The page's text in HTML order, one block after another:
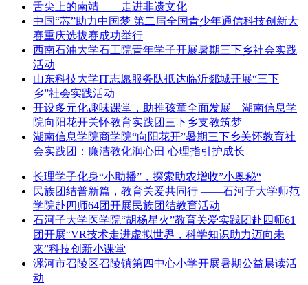
舌尖上的南靖——走进非遗文化
中国“芯”助力中国梦 第二届全国青少年通信科技创新大
赛重庆选拔赛成功举行
西南石油大学石工院青年学子开展暑期三下乡社会实践
活动
山东科技大学IT志愿服务队抵达临沂郯城开展“三下
乡”社会实践活动
开设多元化趣味课堂，助推孩童全面发展—湖南信息学
院向阳花开关怀教育实践团三下乡支教筑梦
湖南信息学院商学院“向阳花开”暑期三下乡关怀教育社
会实践团：廉洁教化润心田 心理指引护成长
长理学子化身“小助播”，探索助农增收”小奥秘“
民族团结普新篇，教育关爱共同行 ——石河子大学师范
学院赴四师64团开展民族团结教育活动
石河子大学医学院“胡杨星火”教育关爱实践团赴四师61
团开展“VR技术走进虚拟世界，科学知识助力迈向未
来”科技创新小课堂
漯河市召陵区召陵镇第四中心小学开展暑期公益晨读活
动